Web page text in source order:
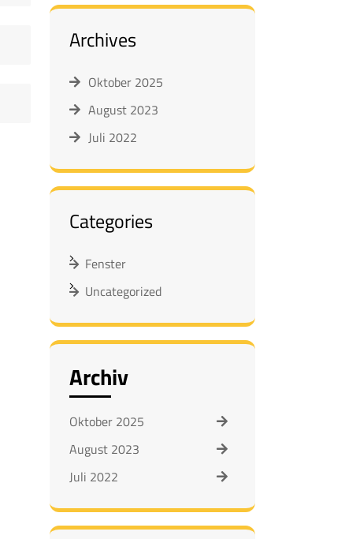
Archives
Oktober 2025
August 2023
Juli 2022
Categories
Fenster
Uncategorized
Archiv
Oktober 2025
August 2023
Juli 2022